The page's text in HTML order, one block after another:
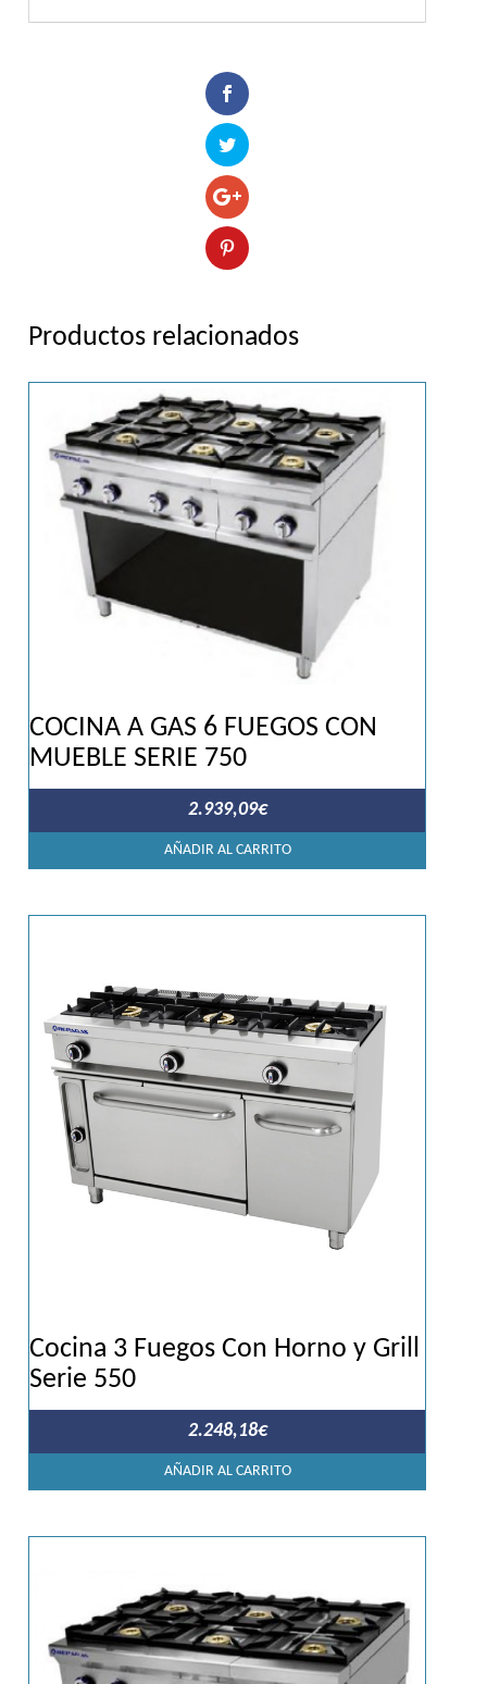
Productos relacionados
COCINA A GAS 6 FUEGOS CON
MUEBLE SERIE 750
2.939,09€
AÑADIR AL CARRITO
Cocina 3 Fuegos Con Horno y Grill
Serie 550
2.248,18€
AÑADIR AL CARRITO